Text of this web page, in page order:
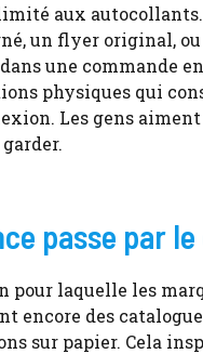
limité aux
un flyer original,
une commande
physiques qui
Les gens aiment
passe par
pour laquelle les
encore des
sur papier. Cela